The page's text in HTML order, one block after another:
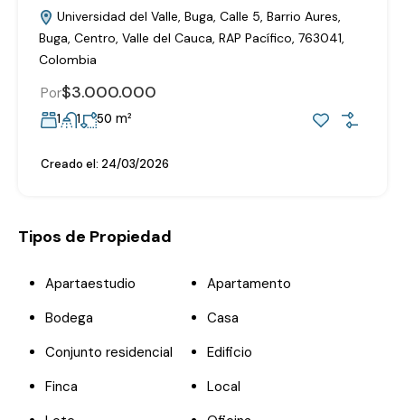
Universidad del Valle, Buga, Calle 5, Barrio Aures,
Buga, Centro, Valle del Cauca, RAP Pacífico, 763041,
Colombia
Por$3.000.000
1 1 50 m²
Creado el: 24/03/2026
Tipos de Propiedad
Apartaestudio
Apartamento
Bodega
Casa
Conjunto residencial
Edificio
Finca
Local